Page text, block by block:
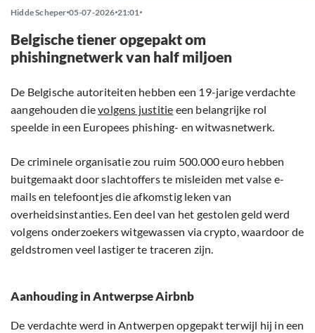
Hidde Scheper 05-07-2026 21:01
Belgische tiener opgepakt om
phishingnetwerk van half miljoen
De Belgische autoriteiten hebben een 19-jarige verdachte
aangehouden dievolgens justitie een belangrijke rol
speelde in een Europees phishing- en witwasnetwerk.
De criminele organisatie zou ruim 500.000 euro hebben
buitgemaakt door slachtoffers te misleiden met valse e-
mails en telefoontjes die afkomstig leken van
overheidsinstanties. Een deel van het gestolen geld werd
volgens onderzoekers witgewassen via crypto, waardoor de
geldstromen veel lastiger te traceren zijn.
Aanhouding in Antwerpse Airbnb
De verdachte werd in Antwerpen opgepakt terwijl hij in een